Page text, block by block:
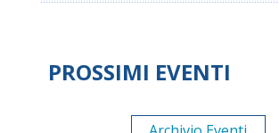
PROSSIMI EVENTI